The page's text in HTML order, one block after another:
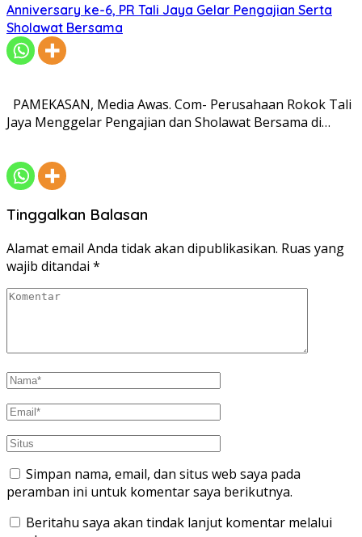
Anniversary ke-6, PR Tali Jaya Gelar Pengajian Serta
Sholawat Bersama
PAMEKASAN, Media Awas. Com- Perusahaan Rokok Tali
Jaya Menggelar Pengajian dan Sholawat Bersama di…
Tinggalkan Balasan
Alamat email Anda tidak akan dipublikasikan. Ruas yang
wajib ditandai *
Simpan nama, email, dan situs web saya pada
peramban ini untuk komentar saya berikutnya.
Beritahu saya akan tindak lanjut komentar melalui